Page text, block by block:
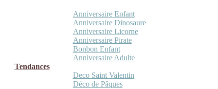
Anniversaire Enfant
Anniversaire Dinosaure
Anniversaire Licorne
Anniversaire Pirate
Bonbon Enfant
Anniversaire Adulte
Tendances
Deco Saint Valentin
Déco de Pâques